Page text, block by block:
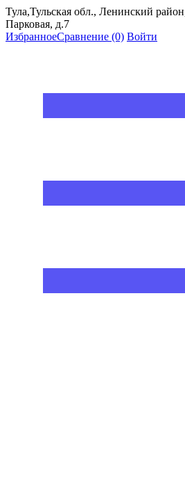
Тула,Тульская обл., Ленинский
Парковая, д.7
ИзбранноеСравнение (0) Войти